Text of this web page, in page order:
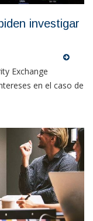
investigar
Exchange
en el caso de